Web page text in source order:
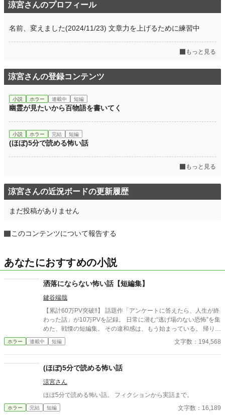
涼宮さんのプロフィール
名前、変えました(2024/11/23) 文章力を上げるために練習中
もっと見る
涼宮さんの登録コンテンツ
小説 ホラー 連載中 短編
幽霊が見たいから百物語を書いてく
小説 ホラー 完結 短編
(ほぼ)5分で読める怖い話
もっと見る
涼宮さんの近況ボードの更新履歴
まだ投稿がありません
このコンテンツについて報告する
あなたにおすすめの小説
洒落にならない怖い話【短編集】
鍵谷端哉
【累計60万PV突破‼】 話題作「アンケートに答えたら、人生が終
わった話」が10万PVを記録。 日常に潜む“逃げ場のない恐怖”を集
めた、戦慄の短編集。 その違和感は、もう始まっている。 帰り
道、誰もいないはずの部屋、何気ない会話。 どこにでもある日常
が、ある瞬間、取り返しのつかない異常へと変わる。 意味が分か
て、最後の一行で現実がひっくり返る話。 1話1000〜2000文字。
隙間時間で読める短編ながら、 読み終えたあと、ふとした静寂が
怖くなる。 これはすべて、どこかで起きていてもおかしくない
話。 ――あなたのすぐ隣でも。 洒落にならない実話風・創作ホラ
ホラー 連載中 短編 文字数：194,568
(ほぼ)5分で読める怖い話
涼宮さん
ほぼ5分で読める怖い話。 フィクションから実話まで。
ホラー 完結 短編 文字数：16,189